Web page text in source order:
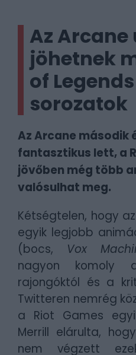
Az Arcane
jöhetnek
of
sorozatok
Az Arcane második
fantasztikus lett, a
jövőben még több
valósulhat meg.
Kétségtelen, hogy az
egyik legjobb
(bocs, Vox
nagyon komoly
rajongóktól és a
Twitteren nemrég
a Riot Games
Merrill elárulta,
nem végzett